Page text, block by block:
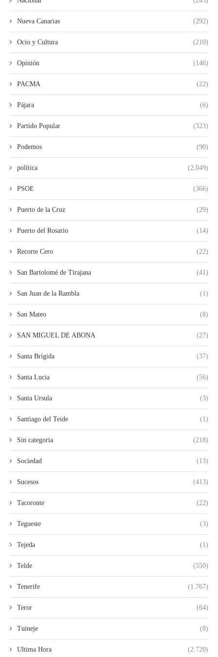
Nueva Canarias (292)
Ocio y Cultura (210)
Opinión (146)
PACMA (22)
Pájara (6)
Partido Popular (323)
Podemos (90)
política (2.049)
PSOE (366)
Puerto de la Cruz (29)
Puerto del Rosario (14)
Recorte Cero (22)
San Bartolomé de Tirajana (41)
San Juan de la Rambla (1)
San Mateo (8)
SAN MIGUEL DE ABONA (27)
Santa Brígida (37)
Santa Lucia (56)
Santa Ursula (3)
Santiago del Teide (1)
Sin categoria (218)
Sociedad (13)
Sucesos (413)
Tacoronte (22)
Tegueste (3)
Tejeda (1)
Telde (550)
Tenerife (1.767)
Teror (64)
Tuineje (8)
Ultima Hora (2.720)